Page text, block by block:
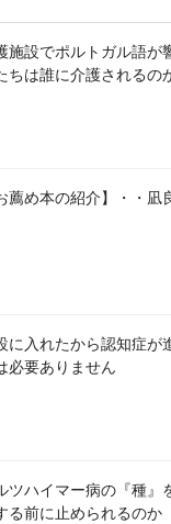
施設でポルトガル語が
ちは誰に介護されるの
薦め本の紹介】・・凪
に入れたから認知症
必要ありません
ツハイマー病の『種
る前に止められるのか